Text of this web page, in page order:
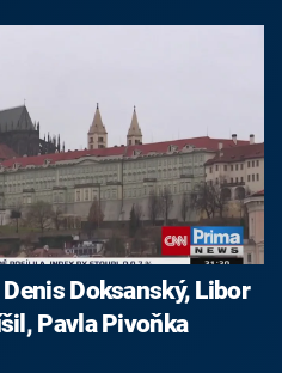
Doksanský, Libor
Pavla Pivoňka